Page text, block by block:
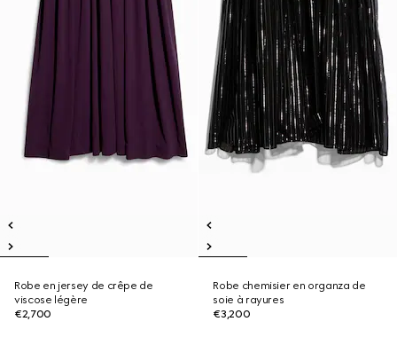
Robe en jersey de crêpe de
viscose légère
€2,700
Robe chemisier en organza de
soie à rayures
€3,200